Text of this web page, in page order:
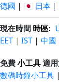
德國 | 🇯🇵 日本 |
現在時間 時區:
EET | IST | 中國
免費小工具適
數碼時鐘小工具 |